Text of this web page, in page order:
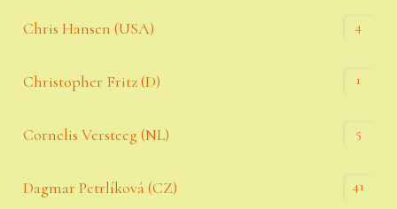
Chris Hansen (USA) 4
Christopher Fritz (D) 1
Cornelis Versteeg (NL) 5
Dagmar Petrlíková (CZ) 41